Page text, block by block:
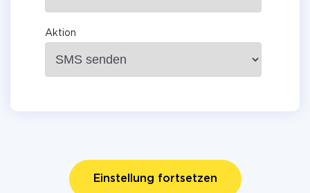
Aktion
Einstellung fortsetzen